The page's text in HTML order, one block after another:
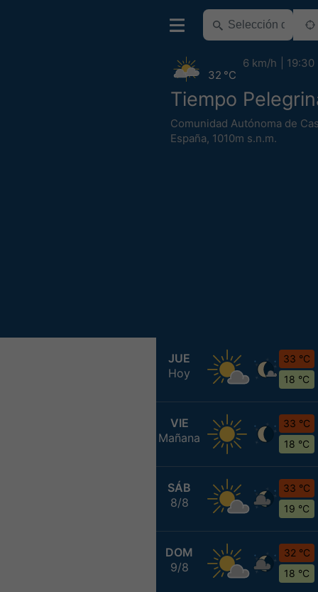
Tiempo
Comunidad Autónoma de
España, 1010m s.n.m.
32 °C
6 km/h 19:30
JUE
Hoy
33 °C
18 °C
VIE
Mañana
33 °C
18 °C
SÁB
8/8
33 °C
19 °C
DOM
9/8
32 °C
18 °C